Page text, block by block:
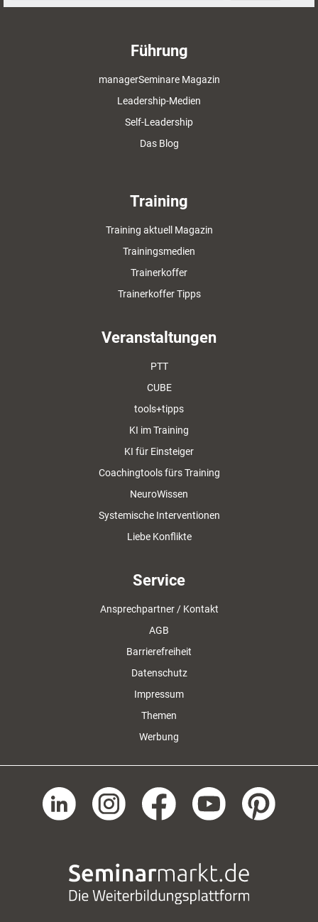
per Rollenspiel. Die Teilnehmer werden so
für ihr Unternehmen zu identifizieren.
Führung
managerSeminare Magazin
Leadership-Medien
Self-Leadership
Das Blog
Training
Training aktuell Magazin
Trainingsmedien
Trainerkoffer
Trainerkoffer Tipps
Veranstaltungen
PTT
CUBE
tools+tipps
KI im Training
KI für Einsteiger
Coachingtools fürs Training
NeuroWissen
Systemische Interventionen
Liebe Konflikte
Service
Ansprechpartner / Kontakt
AGB
Barrierefreiheit
Datenschutz
Impressum
Themen
Werbung